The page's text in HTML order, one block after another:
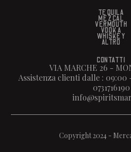
CONTATTI
VIA MARCHE 26 -
Assistenza clienti dalle :
0731716190
TEQUILA
MEZCAL
VERMOUTH
VODKA
WHISKEY
ALTRO
Copyright 2024 -